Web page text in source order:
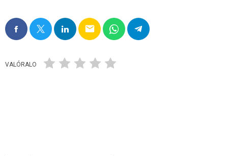
email
VALÓRALO